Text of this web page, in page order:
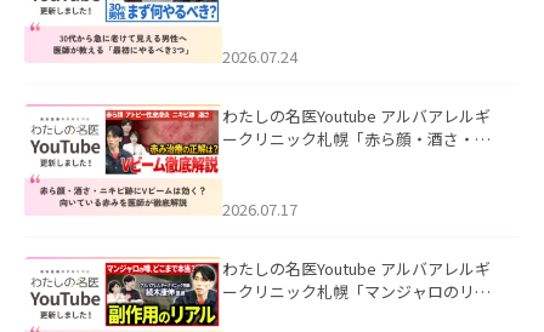
た。
2026.07.24
わたしの名医Youtube アルバアレルギ
ークリニック札幌「赤ら顔・酒さ・ニ
した。
2026.07.17
わたしの名医Youtube アルバアレルギ
ークリニック札幌「マンジャロのリア